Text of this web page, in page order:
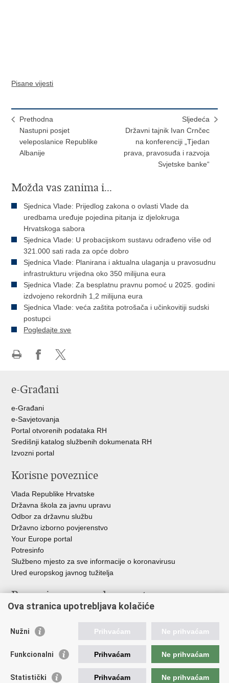
Pisane vijesti
Prethodna
Nastupni posjet
veleposlanice Republike
Albanije
Sljedeća
Državni tajnik Ivan Crnčec
na konferenciji „Tjedan
prava, pravosuđa i razvoja
Svjetske banke“
Možda vas zanima i...
Sjednica Vlade: Prijedlog zakona o ovlasti Vlade da
uredbama uređuje pojedina pitanja iz djelokruga
Hrvatskoga sabora
Sjednica Vlade: U probacijskom sustavu odrađeno više od
321.000 sati rada za opće dobro
Sjednica Vlade: Planirana i aktualna ulaganja u pravosudnu
infrastrukturu vrijedna oko 350 milijuna eura
Sjednica Vlade: Za besplatnu pravnu pomoć u 2025. godini
izdvojeno rekordnih 1,2 milijuna eura
Sjednica Vlade: veća zaštita potrošača i učinkovitiji sudski
postupci
Pogledajte sve
FacebookuTwitteru
e-Građani
e-Građani
e-Savjetovanja
Portal otvorenih podataka RH
Središnji katalog službenih dokumenata RH
Izvozni portal
Korisne poveznice
Vlada Republike Hrvatske
Državna škola za javnu upravu
Odbor za državnu službu
Državno izborno povjerenstvo
Your Europe portal
Potresinfo
Službeno mjesto za sve informacije o koronavirusu
Ured europskog javnog tužitelja
Poveznice pravosudnog sustava
Državno odvjetništvo
Ured za suzbijanje korupcije i organiziranog kriminaliteta
Državnoodvjetničko vijeće
Hrvatska odvjetnička komora
Ova stranica upotrebljava kolačiće
Nužni Prihvaćam Ne prihvaćam
Funkcionalni Prihvaćam Ne prihvaćam
Statistički Prihvaćam Ne prihvaćam